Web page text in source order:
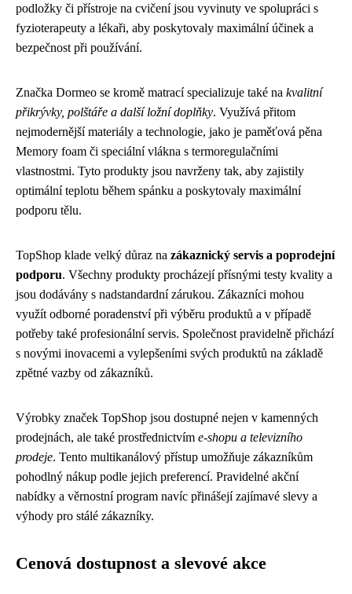
podložky či přístroje na cvičení jsou vyvinuty ve spolupráci s
fyzioterapeuty a lékaři, aby poskytovaly maximální účinek a
bezpečnost při používání.
Značka Dormeo se kromě matrací specializuje také na kvalitní
přikrývky, polštáře a další ložní doplňky. Využívá přitom
nejmodernější materiály a technologie, jako je paměťová pěna
Memory foam či speciální vlákna s termoregulačními
vlastnostmi. Tyto produkty jsou navrženy tak, aby zajistily
optimální teplotu během spánku a poskytovaly maximální
podporu tělu.
TopShop klade velký důraz na zákaznický servis a poprodejní
podporu. Všechny produkty procházejí přísnými testy kvality a
jsou dodávány s nadstandardní zárukou. Zákazníci mohou
využít odborné poradenství při výběru produktů a v případě
potřeby také profesionální servis. Společnost pravidelně přichází
s novými inovacemi a vylepšeními svých produktů na základě
zpětné vazby od zákazníků.
Výrobky značek TopShop jsou dostupné nejen v kamenných
prodejnách, ale také prostřednictvím e-shopu a televizního
prodeje. Tento multikanálový přístup umožňuje zákazníkům
pohodlný nákup podle jejich preferencí. Pravidelné akční
nabídky a věrnostní program navíc přinášejí zajímavé slevy a
výhody pro stálé zákazníky.
Cenová dostupnost a slevové akce